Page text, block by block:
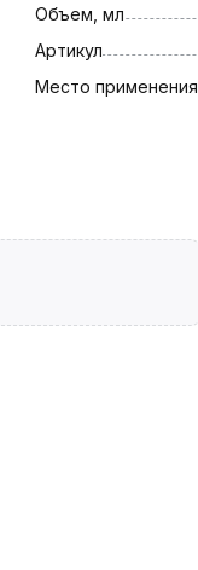
Объем, мл
Артикул
Место применения